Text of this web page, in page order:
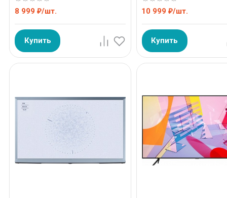
8 999 ₽/шт.
Купить
10 999 ₽/шт.
Купить